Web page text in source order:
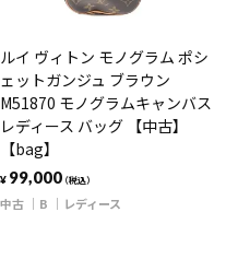
ルイ ヴィトン モノグラム ポシ
ェットガンジュ ブラウン
M51870 モノグラムキャンバス
レディース バッグ 【中古】
【bag】
¥ 99,000（税込）
中古 B レディース